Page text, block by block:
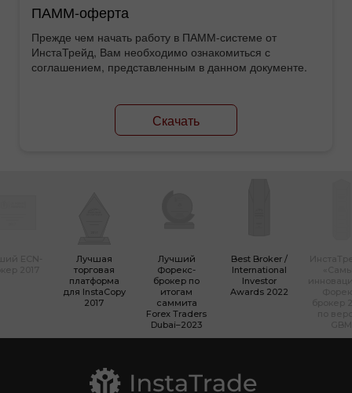
ПАММ-оферта
Прежде чем начать работу в ПАММ-системе от
ИнстаТрейд, Вам необходимо ознакомиться с
соглашением, представленным в данном документе.
Скачать
Лучшая
торговая
платформа
для InstaCopy
2017
Лучший
Форекс-
брокер по
итогам
саммита
Forex Traders
Dubai–2023
Best Broker /
International
Investor
Awards 2022